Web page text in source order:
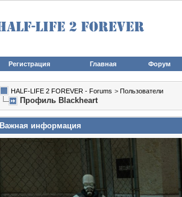
Регистрация Главная Форум
HALF-LIFE 2 FOREVER - Forums > Пользователи
Профиль Blackheart
Важная информация